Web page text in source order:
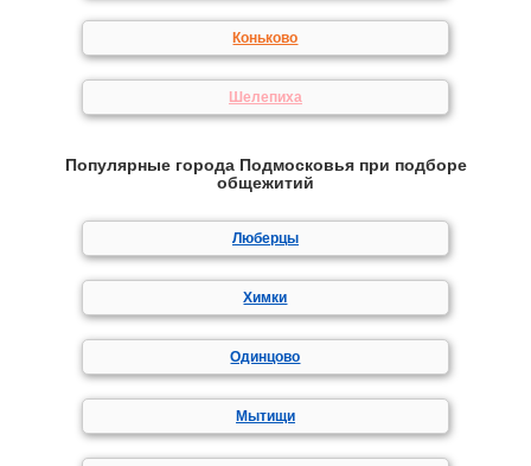
Коньково
Шелепиха
Популярные города Подмосковья при подборе
общежитий
Люберцы
Химки
Одинцово
Мытищи